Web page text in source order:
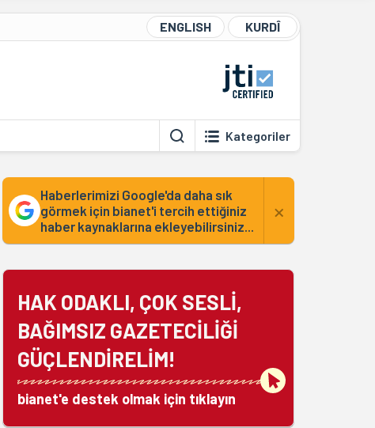
ENGLISH KURDÎ
Kategoriler
Haberlerimizi Google'da daha sık
görmek için bianet'i tercih ettiğiniz
haber kaynaklarına ekleyebilirsiniz...
×
HAK ODAKLI, ÇOK SESLİ,
BAĞIMSIZ GAZETECİLİĞİ
GÜÇLENDİRELİM!
bianet'e destek olmak için tıklayın